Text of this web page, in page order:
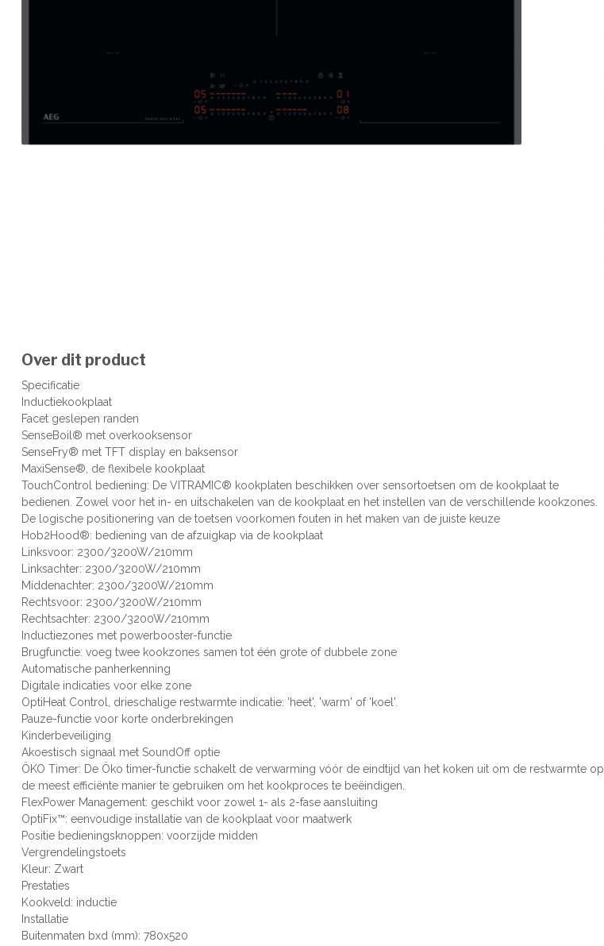
Over dit product
Specificatie
Inductiekookplaat
Facet geslepen randen
SenseBoil® met overkooksensor
SenseFry® met TFT display en baksensor
MaxiSense®, de flexibele kookplaat
TouchControl bediening: De VITRAMIC® kookplaten beschikken over sensortoetsen om de kookplaat te
bedienen. Zowel voor het in- en uitschakelen van de kookplaat en het instellen van de verschillende kookzones.
De logische positionering van de toetsen voorkomen fouten in het maken van de juiste keuze
Hob2Hood®: bediening van de afzuigkap via de kookplaat
Linksvoor: 2300/3200W/210mm
Linksachter: 2300/3200W/210mm
Middenachter: 2300/3200W/210mm
Rechtsvoor: 2300/3200W/210mm
Rechtsachter: 2300/3200W/210mm
Inductiezones met powerbooster-functie
Brugfunctie: voeg twee kookzones samen tot één grote of dubbele zone
Automatische panherkenning
Digitale indicaties voor elke zone
OptiHeat Control, drieschalige restwarmte indicatie: 'heet', 'warm' of 'koel'.
Pauze-functie voor korte onderbrekingen
Kinderbeveiliging
Akoestisch signaal met SoundOff optie
ÖKO Timer: De Öko timer-functie schakelt de verwarming vóór de eindtijd van het koken uit om de restwarmte op
de meest efficiënte manier te gebruiken om het kookproces te beëindigen.
FlexPower Management: geschikt voor zowel 1- als 2-fase aansluiting
OptiFix™: eenvoudige installatie van de kookplaat voor maatwerk
Positie bedieningsknoppen: voorzijde midden
Vergrendelingstoets
Kleur: Zwart
Prestaties
Kookveld: inductie
Installatie
Buitenmaten bxd (mm): 780x520